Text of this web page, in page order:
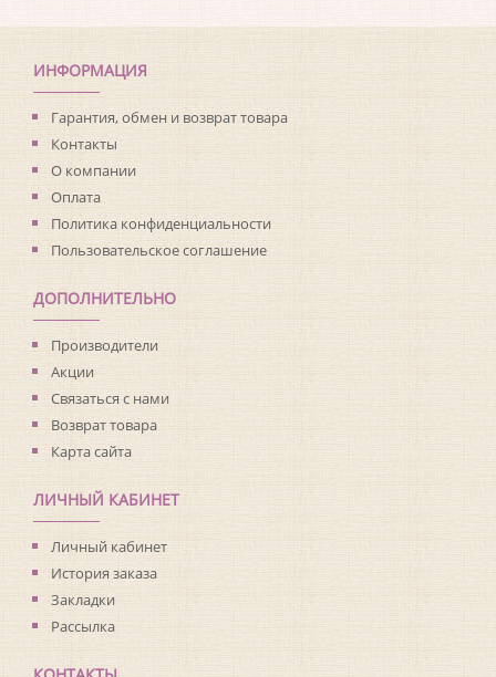
Длина рулона:
10.05
Ширина рулона: 0.53
Материал покрытия:Виниловое
Страна:Франция
Материал основы:
Флизелин
Раппорт:<>
ИНФОРМАЦИЯ
Гарантия, обмен и возврат товара
Контакты
О компании
Оплата
Политика конфиденциальности
Пользовательское соглашение
ДОПОЛНИТЕЛЬНО
Производители
Акции
Связаться с нами
Возврат товара
Карта сайта
ЛИЧНЫЙ КАБИНЕТ
Личный кабинет
История заказа
Закладки
Рассылка